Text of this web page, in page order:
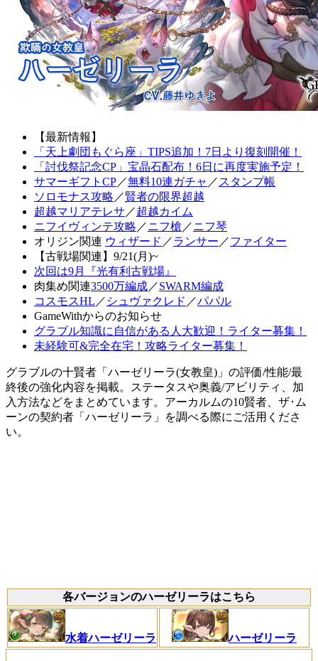
【最新情報】
「天上劇団もぐら座」TIPS追加！7日より復刻開催！
「討伐祭記念CP」宝晶石配布！6日に再度実施予定！
サマーギフトCP／無料10連ガチャ ／ スタンプ帳
ソロモナス攻略 ／賢者の限界超越
超越マリアテレサ ／超越カイム
ニフイヴィンテ攻略 ／ニフ槍 ／ニフ琴
オリジン関連 ウィザード ／ランサー ／ファイター
【古戦場関連】9/21(月)~
次回は9月『光有利古戦場』
肉集め関連3500万編成／SWARM編成
コスモスHL ／ シュヴァクレド ／パパル
GameWithからのお知らせ
グラブル知識に自信がある人大歓迎！ライター募集！
未経験可&完全在宅！攻略ライター募集！
グラブルの十賢者「ハーゼリーラ(女教皇)」の評価/性能/最
終後の強化内容を掲載。ステータスや奥義/アビリティ、加
入方法などをまとめています。アーカルムの10賢者、ザ･ム
ーンの契約者「ハーゼリーラ」を調べる際にご活用くださ
い。
各バージョンのハーゼリーラはこちら
水着ハーゼリーラ ハーゼリーラ